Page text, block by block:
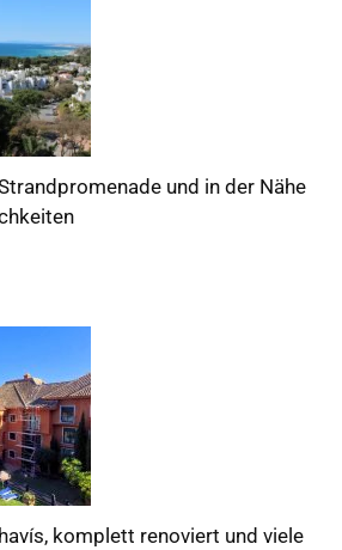
und in der Nähe
komplett renoviert und viele